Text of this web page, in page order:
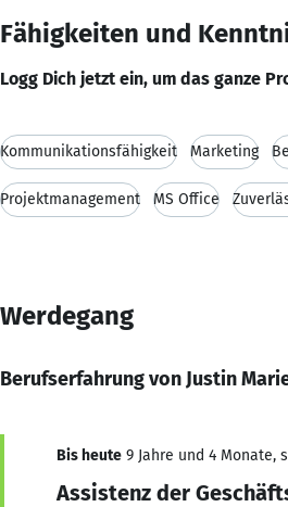
Fähigkeiten und
Logg Dich jetzt ein, um das ganze
Kommunikationsfähigkeit Marketing
Projektmanagement MS Office
Werdegang
Berufserfahrung von Justin
Bis heute 9 Jahre und 4 Monate,
Assistenz der